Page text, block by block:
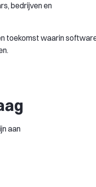
bedrijven en
toekomst waarin
aan